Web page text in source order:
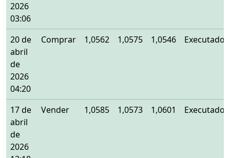
2026
03:06
20 de
abril
de
2026
04:20
Comprar 1,0562 1,0575 1,0546 Executado
17 de
abril
de
2026
Vender 1,0585 1,0573 1,0601 Executado